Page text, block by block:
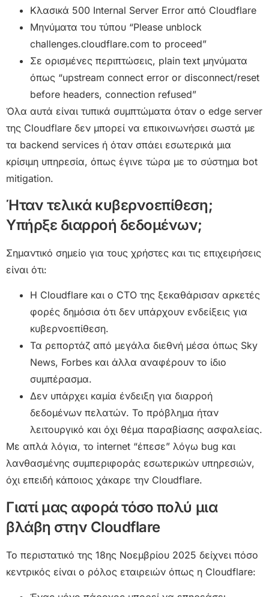
Κλασικά 500 Internal Server Error από Cloudflare
Μηνύματα του τύπου “Please unblock
challenges.cloudflare.com to proceed”
Σε ορισμένες περιπτώσεις, plain text μηνύματα
όπως “upstream connect error or disconnect/reset
before headers, connection refused”
Όλα αυτά είναι τυπικά συμπτώματα όταν ο edge server
της Cloudflare δεν μπορεί να επικοινωνήσει σωστά με
τα backend services ή όταν σπάει εσωτερικά μια
κρίσιμη υπηρεσία, όπως έγινε τώρα με το σύστημα bot
mitigation.
Ήταν τελικά κυβερνοεπίθεση;
Υπήρξε διαρροή δεδομένων;
Σημαντικό σημείο για τους χρήστες και τις επιχειρήσεις
είναι ότι:
Η Cloudflare και ο CTO της ξεκαθάρισαν αρκετές
φορές δημόσια ότι δεν υπάρχουν ενδείξεις για
κυβερνοεπίθεση.
Τα ρεπορτάζ από μεγάλα διεθνή μέσα όπως Sky
News, Forbes και άλλα αναφέρουν το ίδιο
συμπέρασμα.
Δεν υπάρχει καμία ένδειξη για διαρροή
δεδομένων πελατών. Το πρόβλημα ήταν
λειτουργικό και όχι θέμα παραβίασης ασφαλείας.
Με απλά λόγια, το internet “έπεσε” λόγω bug και
λανθασμένης συμπεριφοράς εσωτερικών υπηρεσιών,
όχι επειδή κάποιος χάκαρε την Cloudflare.
Γιατί μας αφορά τόσο πολύ μια
βλάβη στην Cloudflare
Το περιστατικό της 18ης Νοεμβρίου 2025 δείχνει πόσο
κεντρικός είναι ο ρόλος εταιρειών όπως η Cloudflare: